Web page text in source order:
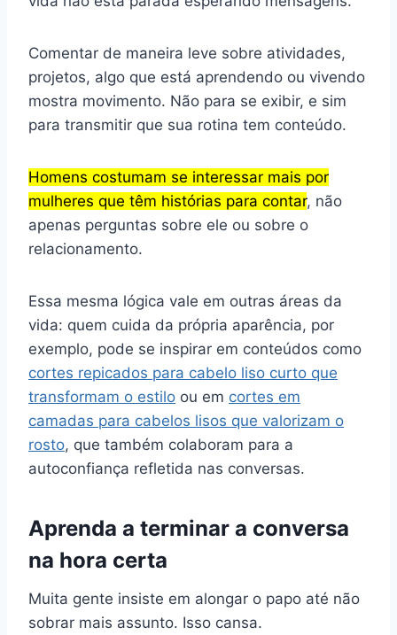
Comentar de maneira leve sobre atividades,
projetos, algo que está aprendendo ou vivendo
mostra movimento. Não para se exibir, e sim
para transmitir que sua rotina tem conteúdo.
Homens costumam se interessar mais por
mulheres que têm histórias para contar, não
apenas perguntas sobre ele ou sobre o
relacionamento.
Essa mesma lógica vale em outras áreas da
vida: quem cuida da própria aparência, por
exemplo, pode se inspirar em conteúdos como
cortes repicados para cabelo liso curto que
transformam o estilo ou em cortes em
camadas para cabelos lisos que valorizam o
rosto, que também colaboram para a
autoconfiança refletida nas conversas.
Aprenda a terminar a conversa
na hora certa
Muita gente insiste em alongar o papo até não
sobrar mais assunto. Isso cansa.